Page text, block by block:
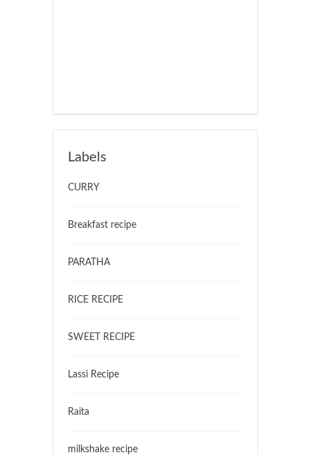
Labels
CURRY
Breakfast recipe
PARATHA
RICE RECIPE
SWEET RECIPE
Lassi Recipe
Raita
milkshake recipe